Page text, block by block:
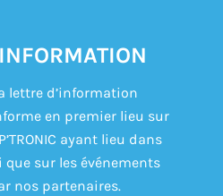
lettre d’information
en premier lieu sur
ayant lieu dans
sur les événements
nos partenaires.